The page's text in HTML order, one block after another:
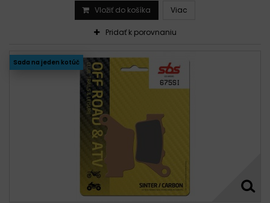
Vložiť do košíka Viac
Pridať k porovnaniu
Sada na jeden kotúč